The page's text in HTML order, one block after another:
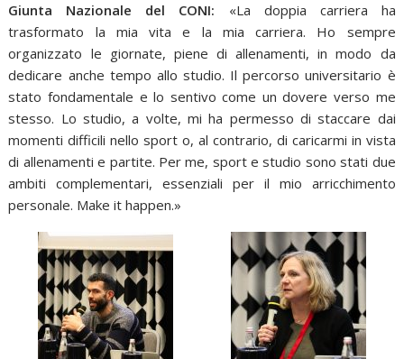
Giunta Nazionale del CONI: «La doppia carriera ha
trasformato la mia vita e la mia carriera. Ho sempre
organizzato le giornate, piene di allenamenti, in modo da
dedicare anche tempo allo studio. Il percorso universitario è
stato fondamentale e lo sentivo come un dovere verso me
stesso. Lo studio, a volte, mi ha permesso di staccare dai
momenti difficili nello sport o, al contrario, di caricarmi in vista
di allenamenti e partite. Per me, sport e studio sono stati due
ambiti complementari, essenziali per il mio arricchimento
personale. Make it happen.»